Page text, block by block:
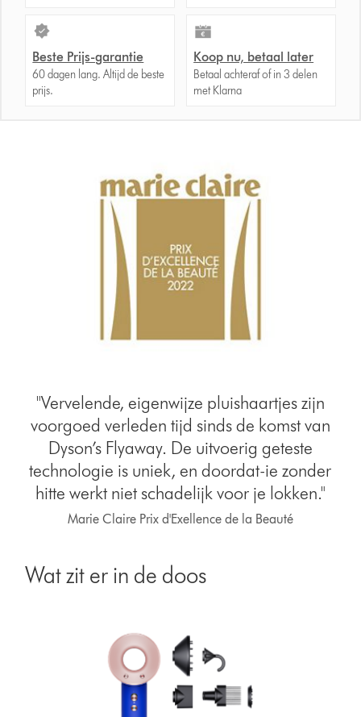
Beste Prijs-garantie
60 dagen lang. Altijd de beste
prijs.
Koop nu, betaal later
Betaal achteraf of in 3 delen
met Klarna
"Vervelende, eigenwijze pluishaartjes zijn
voorgoed verleden tijd sinds de komst van
Dyson’s Flyaway. De uitvoerig geteste
technologie is uniek, en doordat-ie zonder
hitte werkt niet schadelijk voor je lokken."
Marie Claire Prix d'Exellence de la Beauté
Wat zit er in de doos